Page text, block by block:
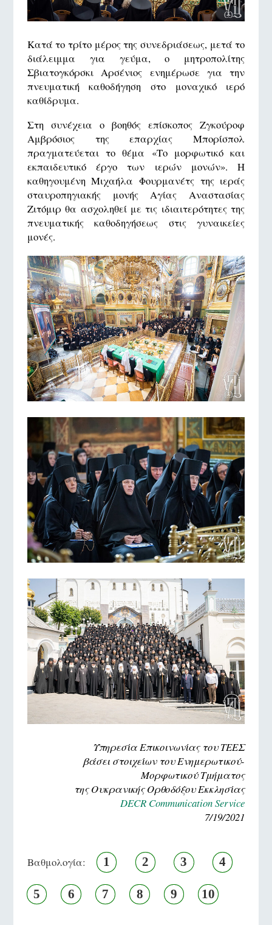
Κατά το τρίτο μέρος της συνεδριάσεως, μετά το
διάλειμμα για γεύμα, ο μητροπολίτης
Σβιατογκόρσκι Αρσένιος ενημέρωσε για την
πνευματική καθοδήγηση στο μοναχικό ιερό
καθίδρυμα.
Στη συνέχεια ο βοηθός επίσκοπος Ζγκούροφ
Αμβρόσιος της επαρχίας Μπορίσπολ
πραγματεύεται το θέμα «Το μορφωτικό και
εκπαιδευτικό έργο των ιερών μονών». Η
καθηγουμένη Μιχαήλα Φουρμανέτς της ιεράς
σταυροπηγιακής μονής Αγίας Αναστασίας
Ζιτόμιρ θα ασχοληθεί με τις ιδιαιτερότητες της
πνευματικής καθοδηγήσεως στις γυναικείες
μονές.
Υπηρεσία Επικοινωνίας του ΤΕΕΣ
βάσει στοιχείων του Ενημερωτικού-
Μορφωτικού Τμήματος
της Ουκρανικής Ορθοδόξου Εκκλησίας
DECR Communication Service
7/19/2021
Βαθμολογία: 1 2 3 4
5 6 7 8 9 10